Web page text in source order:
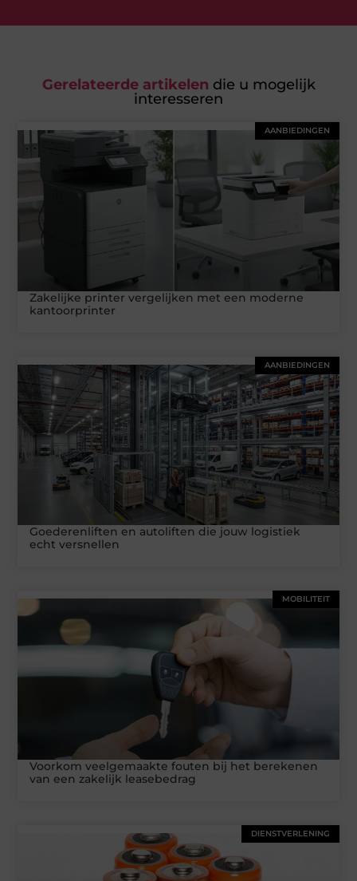
Gerelateerde artikelen die u mogelijk
interesseren
AANBIEDINGEN
Zakelijke printer vergelijken met een moderne
kantoorprinter
AANBIEDINGEN
Goederenliften en autoliften die jouw logistiek
echt versnellen
MOBILITEIT
Voorkom veelgemaakte fouten bij het berekenen
van een zakelijk leasebedrag
DIENSTVERLENING